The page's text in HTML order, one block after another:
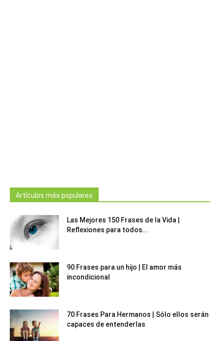
Artículos más populares
Las Mejores 150 Frases de la Vida |
Reflexiones para todos...
90 Frases para un hijo | El amor más
incondicional
70 Frases Para Hermanos | Sólo ellos serán
capaces de entenderlas